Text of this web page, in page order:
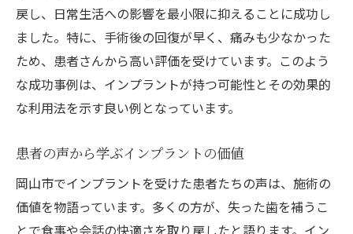
戻し、日常生活への影響を最小限に抑えることに成功し
ました。特に、手術後の回復が早く、痛みも少なかった
ため、患者さんから高い評価を受けています。このよう
な成功事例は、インプラントが持つ可能性とその効果的
な利用法を示す良い例となっています。
患者の声から学ぶインプラントの価値
岡山市でインプラントを受けた患者たちの声は、施術の
価値を物語っています。多くの方が、失った歯を補うこ
とで食事や会話の快適さを取り戻したと語ります。イン